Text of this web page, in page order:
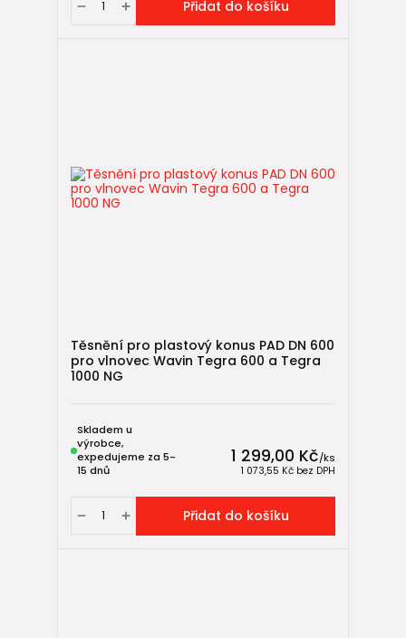
Přidat do košíku
Těsnění pro plastový konus PAD DN 600
pro vlnovec Wavin Tegra 600 a Tegra
1000 NG
1 299,00 Kč/ks
1 073,55 Kč bez DPH
Skladem u
výrobce,
expedujeme za 5-
15 dnů
Přidat do košíku